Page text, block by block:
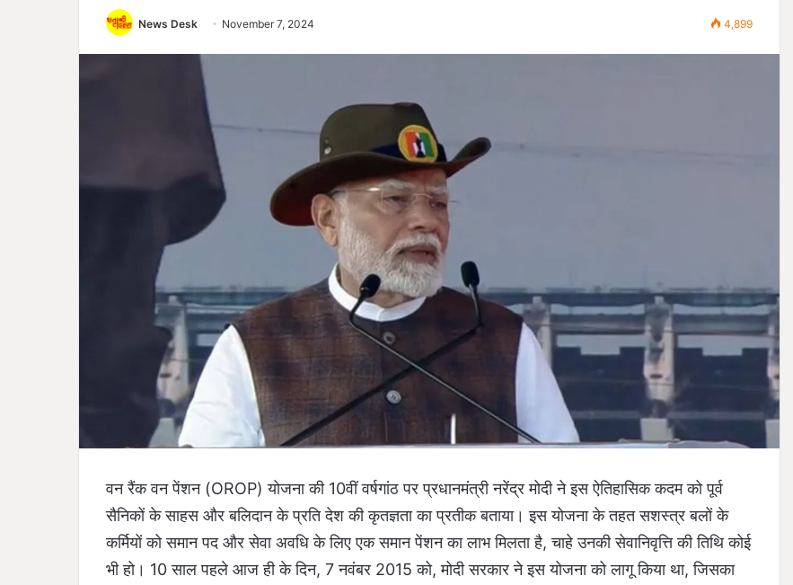
News Desk November 7, 2024 4,899
वन रैंक वन पेंशन (OROP) योजना की 10वीं वर्षगांठ पर प्रधानमंत्री नरेंद्र मोदी ने इस ऐतिहासिक कदम को पूर्व
सैनिकों के साहस और बलिदान के प्रति देश की कृतज्ञता का प्रतीक बताया। इस योजना के तहत सशस्त्र बलों के
कर्मियों को समान पद और सेवा अवधि के लिए एक समान पेंशन का लाभ मिलता है, चाहे उनकी सेवानिवृत्ति की तिथि कोई
भी हो। 10 साल पहले आज ही के दिन, 7 नवंबर 2015 को, मोदी सरकार ने इस योजना को लागू किया था, जिसका